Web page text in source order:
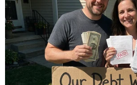
Nga đánh giá triển vọng
châu Âu
EU đề xuất gói trừng phạt
Nga, mở rộng nhiều lĩnh vực
Nga mở màn tập